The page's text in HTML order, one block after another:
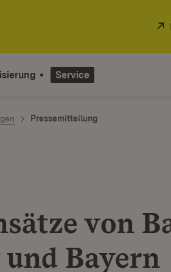
Service
Pressemitteilung
von
Bayern